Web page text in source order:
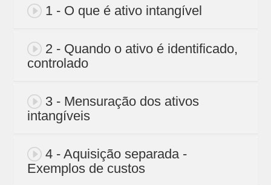
1 - O que é ativo intangível
2 - Quando o ativo é identificado,
controlado
3 - Mensuração dos ativos
intangíveis
4 - Aquisição separada -
Exemplos de custos